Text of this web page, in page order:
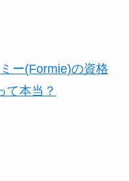
ー(Formie)の資格
て本当？